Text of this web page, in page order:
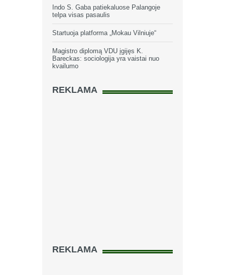
Indo S. Gaba patiekaluose Palangoje
telpa visas pasaulis
Startuoja platforma „Mokau Vilniuje“
Magistro diplomą VDU įgijęs K.
Bareckas: sociologija yra vaistai nuo
kvailumo
REKLAMA
REKLAMA